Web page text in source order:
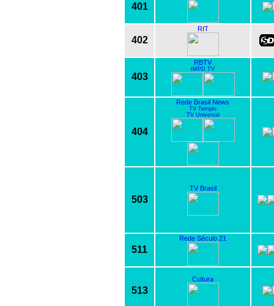
401
402
RIT
403
RBTV
IMPD TV
404
Rede Brasil News
TV Templo
TV Universal
503
TV Brasil
511
Rede Século 21
513
Cultura